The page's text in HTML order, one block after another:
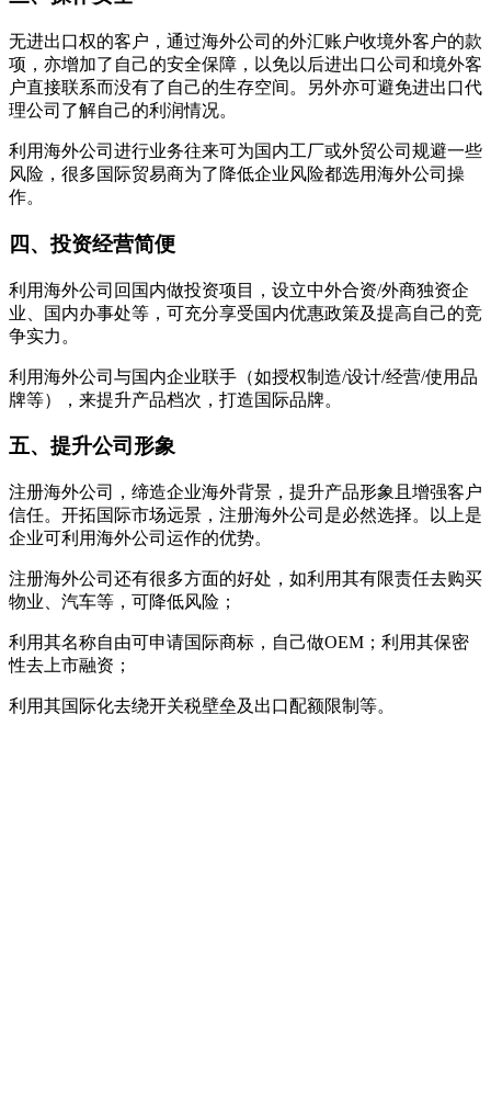
无进出口权的客户，通过海外公司的外汇账户收境外客户的款
项，亦增加了自己的安全保障，以免以后进出口公司和境外客
户直接联系而没有了自己的生存空间。另外亦可避免进出口代
理公司了解自己的利润情况。
利用海外公司进行业务往来可为国内工厂或外贸公司规避一些
风险，很多国际贸易商为了降低企业风险都选用海外公司操
作。
四、投资经营简便
利用海外公司回国内做投资项目，设立中外合资/外商独资企
业、国内办事处等，可充分享受国内优惠政策及提高自己的竞
争实力。
利用海外公司与国内企业联手（如授权制造/设计/经营/使用品
牌等），来提升产品档次，打造国际品牌。
五、提升公司形象
注册海外公司，缔造企业海外背景，提升产品形象且增强客户
信任。开拓国际市场远景，注册海外公司是必然选择。以上是
企业可利用海外公司运作的优势。
注册海外公司还有很多方面的好处，如利用其有限责任去购买
物业、汽车等，可降低风险；
利用其名称自由可申请国际商标，自己做OEM；利用其保密
性去上市融资；
利用其国际化去绕开关税壁垒及出口配额限制等。